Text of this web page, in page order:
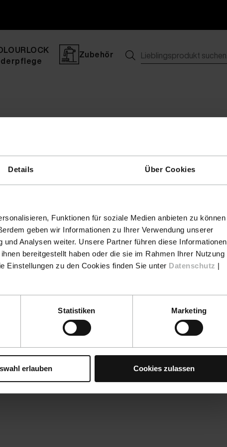
Details Über Cookies
Funktionen für soziale Medien anbieten zu können
geben wir Informationen zu Ihrer Verwendung unserer
Analysen weiter. Unsere Partner führen diese Informationen
bereitgestellt haben oder die sie im Rahmen Ihrer Nutzung
Einstellungen zu den Cookies finden Sie unter Datenschutz |
Statistiken Marketing
erlauben Cookies zulassen
Zubehör